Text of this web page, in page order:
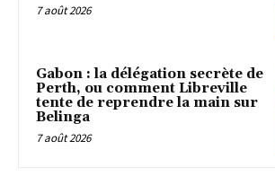
7 août 2026
Gabon : la délégation secrète de
Perth, ou comment Libreville
tente de reprendre la main sur
Belinga
7 août 2026